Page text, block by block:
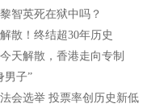
智英死在狱中吗？
散！终结超30年历史
天解散，香港走向专制
男子”
会选举 投票率创历史新低